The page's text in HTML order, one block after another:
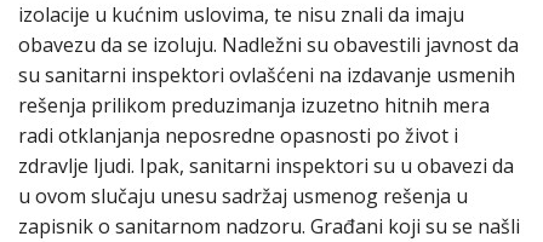
izolacije u kućnim uslovima, te nisu znali da imaju
obavezu da se izoluju. Nadležni su obavestili javnost da
su sanitarni inspektori ovlašćeni na izdavanje usmenih
rešenja prilikom preduzimanja izuzetno hitnih mera
radi otklanjanja neposredne opasnosti po život i
zdravlje ljudi. Ipak, sanitarni inspektori su u obavezi da
u ovom slučaju unesu sadržaj usmenog rešenja u
zapisnik o sanitarnom nadzoru. Građani koji su se našli